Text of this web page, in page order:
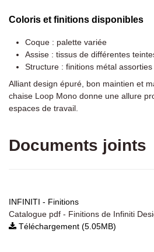
Coloris et finitions disponibles
Coque : palette variée
Assise : tissus de différentes
Structure : finitions métal assorties
Alliant design épuré, bon maintien et
chaise Loop Mono donne une allure
espaces de travail.
Documents joints
INFINITI - Finitions
Catalogue pdf - Finitions de Infiniti
Téléchargement (5.05MB)